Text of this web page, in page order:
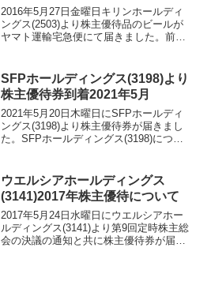
2016年5月27日金曜日キリンホールディ
ングス(2503)より株主優待品のビールが
ヤマト運輸宅急便にて届きました。前日
りました。２０１６年株主優待種類セッ
トA一番搾り...
SFPホールディングス(3198)より
株主優待券到着2021年5月
2021年5月20日木曜日にSFPホールディ
ングス(3198)より株主優待券が届きまし
た。SFPホールディングス(3198)につい
(3198)は、磯丸水産などの居酒屋...
ウエルシアホールディングス
(3141)2017年株主優待について
2017年5月24日水曜日にウエルシアホー
ルディングス(3141)より第9回定時株主総
会の決議の通知と共に株主優待券が届き